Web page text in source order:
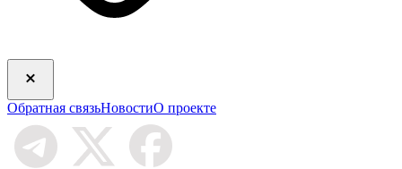
Обратная связьНовостиО проекте